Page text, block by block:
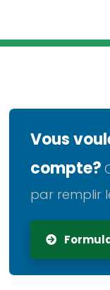
Vous
compte?
par remplir